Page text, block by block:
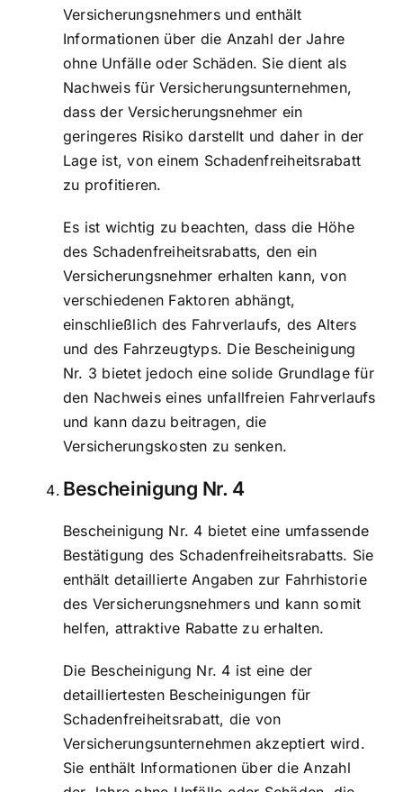
Versicherungsnehmers und enthält
Informationen über die Anzahl der Jahre
ohne Unfälle oder Schäden. Sie dient als
Nachweis für Versicherungsunternehmen,
dass der Versicherungsnehmer ein
geringeres Risiko darstellt und daher in der
Lage ist, von einem Schadenfreiheitsrabatt
zu profitieren.
Es ist wichtig zu beachten, dass die Höhe
des Schadenfreiheitsrabatts, den ein
Versicherungsnehmer erhalten kann, von
verschiedenen Faktoren abhängt,
einschließlich des Fahrverlaufs, des Alters
und des Fahrzeugtyps. Die Bescheinigung
Nr. 3 bietet jedoch eine solide Grundlage für
den Nachweis eines unfallfreien Fahrverlaufs
und kann dazu beitragen, die
Versicherungskosten zu senken.
Bescheinigung Nr. 4
Bescheinigung Nr. 4 bietet eine umfassende
Bestätigung des Schadenfreiheitsrabatts. Sie
enthält detaillierte Angaben zur Fahrhistorie
des Versicherungsnehmers und kann somit
helfen, attraktive Rabatte zu erhalten.
Die Bescheinigung Nr. 4 ist eine der
detailliertesten Bescheinigungen für
Schadenfreiheitsrabatt, die von
Versicherungsunternehmen akzeptiert wird.
Sie enthält Informationen über die Anzahl